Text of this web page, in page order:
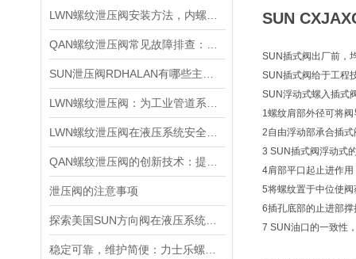
泄压阀的注意事项
SUN
SUN插式阀出厂前，
SUN插式阀给于工程
SUN浮动式螺入插
1螺纹肩部外径可将
2自由浮动部承合插
3 SUN插式阀浮动式
4肩部平口起止进作
5将螺纹置于中位使
6插孔底部的止进部
7 SUN油口的一致性